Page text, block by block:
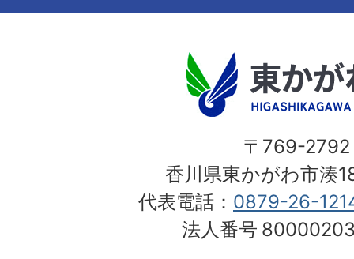
〒769-2792
香川県東かがわ市湊
代表電話： 0879-26-
法人番号